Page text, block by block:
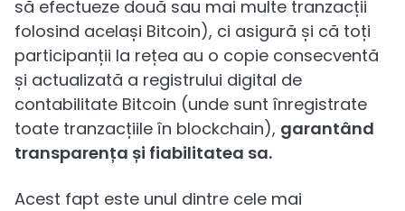
să efectueze două sau mai multe tranzacții
folosind același Bitcoin), ci asigură și că toți
participanții la rețea au o copie consecventă
și actualizată a registrului digital de
contabilitate Bitcoin (unde sunt înregistrate
toate tranzacțiile în blockchain), garantând
transparența și fiabilitatea sa.
Acest fapt este unul dintre cele mai